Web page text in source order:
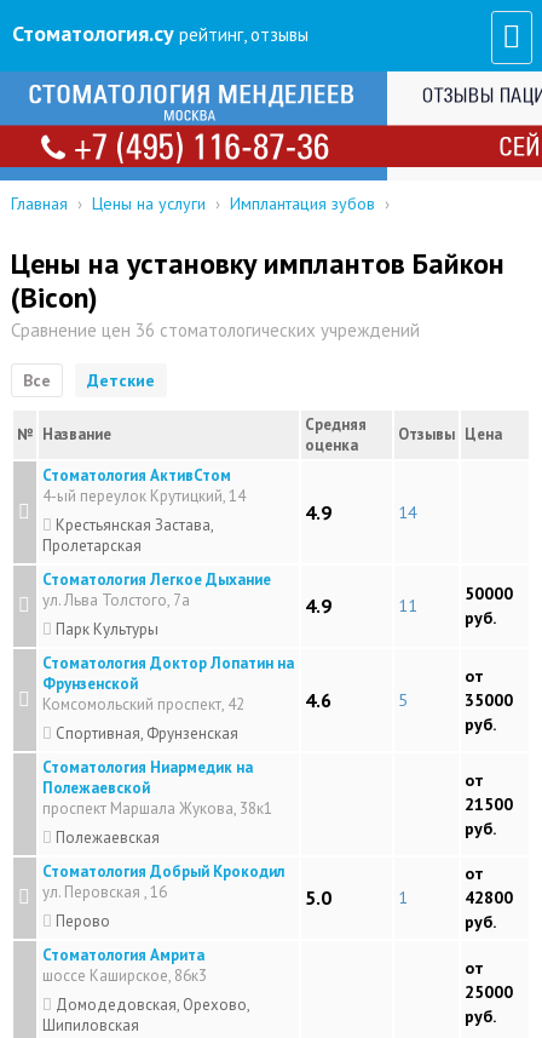
Стоматология.су рейтинг, отзывы
Главная › Цены на услуги › Имплантация зубов ›
Цены на установку имплантов Байкон
(Bicon)
Сравнение цен 36 стоматологических учреждений
Все Детские
№ Название
Средняя
оценка
Отзывы Цена
Стоматология АктивСтом
4-ый переулок Крутицкий, 14
Крестьянская Застава,
Пролетарская
4.9 14
Стоматология Легкое Дыхание
ул. Льва Толстого, 7а
Парк Культуры
4.9 11
50000
руб.
Стоматология Доктор Лопатин на
Фрунзенской
Комсомольский проспект, 42
Спортивная, Фрунзенская
4.6 5
от
35000
руб.
Стоматология Ниармедик на
Полежаевской
проспект Маршала Жукова, 38к1
Полежаевская
от
21500
руб.
Стоматология Добрый Крокодил
ул. Перовская , 16
Перово
5.0 1
от
42800
руб.
Стоматология Амрита
шоссе Каширское, 86к3
Домодедовская, Орехово,
Шипиловская
от
25000
руб.